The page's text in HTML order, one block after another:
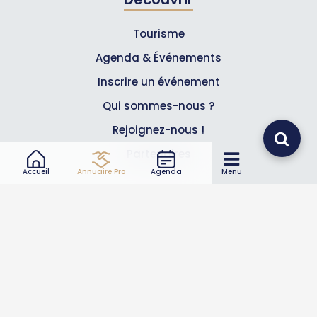
Accueil Annuaire Pro Agenda Menu
Tourisme
Agenda & Événements
Inscrire un événement
Qui sommes-nous ?
Rejoignez-nous !
Partenaires